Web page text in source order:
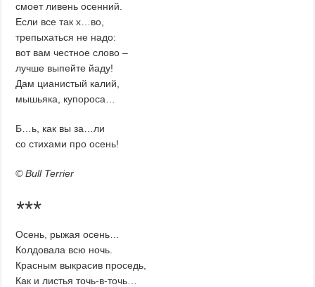
смоет ливень осенний.
Если все так х…во,
трепыхаться не надо:
вот вам честное слово –
лучше выпейте йаду!
Дам цианистый калий,
мышьяка, купороса…
Б…ь, как вы за…ли
со стихами про осень!
© Bull Terrier
***
Осень, рыжая осень…
Колдовала всю ночь.
Красным выкрасив проседь,
Как и листья точь-в-точь…